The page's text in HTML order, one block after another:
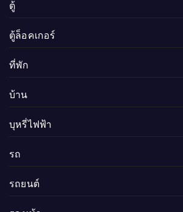
ตู้
ตู้ล็อคเกอร์
ที่พัก
บ้าน
บุหรี่ไฟฟ้า
รถ
รถยนต์